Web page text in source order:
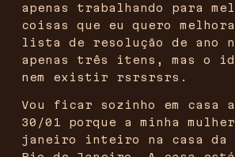
apenas trabalhando para
coisas que eu quero
lista de resolução de ano
apenas três itens, mas o
nem existir rsrsrsrs.
Vou ficar sozinho em casa
30/01 porque a minha
janeiro inteiro na casa da